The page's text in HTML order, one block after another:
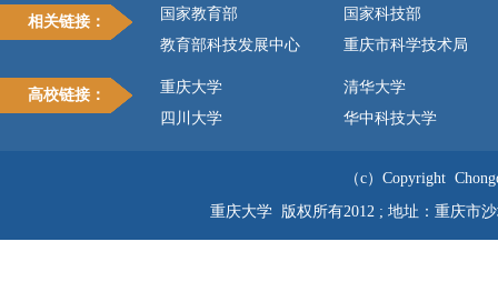
相关链接： 国家教育部
国家科技部
教育部科技发展中心
重庆市科学技术局
高校链接： 重庆大学
清华大学
四川大学
华中科技大学
（c）Copyright
重庆大学 版权所有2012 ; 地址：重庆市